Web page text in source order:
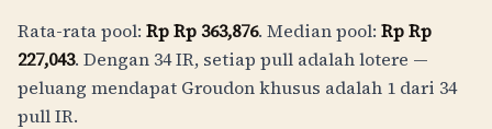
Rata-rata pool: RpRp 363,876. Median pool: RpRp
227,043. Dengan 34 IR, setiap pull adalah lotere —
peluang mendapat Groudon khusus adalah 1 dari 34
pull IR.